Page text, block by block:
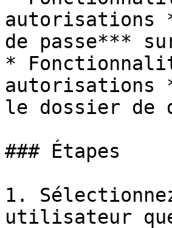
autorisations
de passe***
*
autorisations
le dossier de
### Étapes
1.
utilisateur